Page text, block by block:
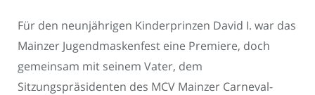
Für den neunjährigen Kinderprinzen David I. war das
Mainzer Jugendmaskenfest eine Premiere, doch
gemeinsam mit seinem Vater, dem
Sitzungspräsidenten des MCV Mainzer Carneval-